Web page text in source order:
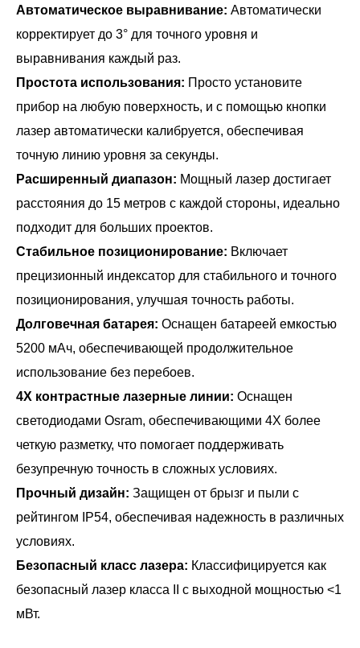
Автоматическое выравнивание: Автоматически
корректирует до 3° для точного уровня и
выравнивания каждый раз.
Простота использования: Просто установите
прибор на любую поверхность, и с помощью кнопки
лазер автоматически калибруется, обеспечивая
точную линию уровня за секунды.
Расширенный диапазон: Мощный лазер достигает
расстояния до 15 метров с каждой стороны, идеально
подходит для больших проектов.
Стабильное позиционирование: Включает
прецизионный индексатор для стабильного и точного
позиционирования, улучшая точность работы.
Долговечная батарея: Оснащен батареей емкостью
5200 мАч, обеспечивающей продолжительное
использование без перебоев.
4X контрастные лазерные линии: Оснащен
светодиодами Osram, обеспечивающими 4X более
четкую разметку, что помогает поддерживать
безупречную точность в сложных условиях.
Прочный дизайн: Защищен от брызг и пыли с
рейтингом IP54, обеспечивая надежность в различных
условиях.
Безопасный класс лазера: Классифицируется как
безопасный лазер класса II с выходной мощностью <1
мВт.